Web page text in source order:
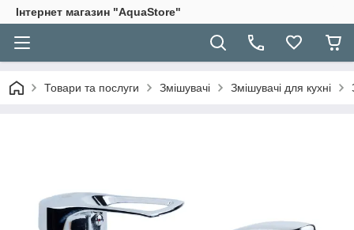
Інтернет магазин "AquaStore"
Товари та послуги Змішувачі Змішувачі для кухні